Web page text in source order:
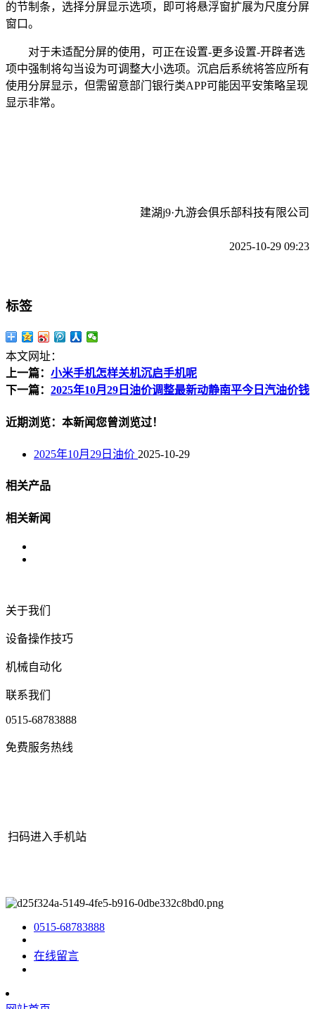
的节制条，选择分屏显示选项，即可将悬浮窗扩展为尺度分屏
窗口。
对于未适配分屏的使用，可正在设置-更多设置-开辟者选
项中强制将勾当设为可调整大小选项。沉启后系统将答应所有
使用分屏显示，但需留意部门银行类APP可能因平安策略呈现
显示非常。
建湖j9·九游会俱乐部科技有限公司
2025-10-29 09:23
标签
本文网址：
上一篇： 小米手机怎样关机沉启手机呢
下一篇： 2025年10月29日油价调整最新动静南平今日汽油价钱
近期浏览：本新闻您曾浏览过！
2025年10月29日油价 2025-10-29
相关产品
相关新闻
关于我们
设备操作技巧
机械自动化
联系我们
0515-68783888
免费服务热线
扫码进入手机站
0515-68783888
在线留言